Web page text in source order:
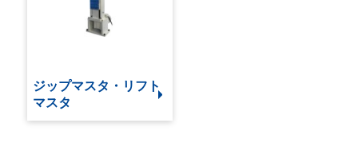
ジップマスタ・リフト
マスタ